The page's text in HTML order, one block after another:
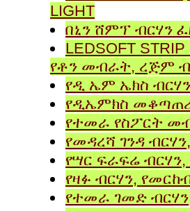
LIGHT
በኒን ሸምፕ ብርሃን
LEDSOFT
የቶን መብራት, ረጅም
የዲ ኤም ኤክስ
የዲኤምክስ
የተመራ የስፖርት
የመዳረሻ ገንዳ
የሣር ፍራፍሬ
የዛፉ ብርሃን,
የተመራ ገመድ